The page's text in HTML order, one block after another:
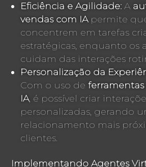
Eficiência e Agilidade: A
vendas com IApermite
concentrem em tarefas
estratégicas, enquanto os
cuidam das interações
Personalização da
Com o uso de
IA, é possível criar
personalizadas, gerando
relacionamento mais
clientes.
Implementando Agentes